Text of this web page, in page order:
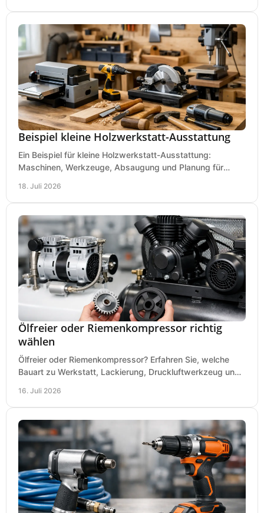
Beispiel kleine Holzwerkstatt-Ausstattung
Ein Beispiel für kleine Holzwerkstatt-Ausstattung:
Maschinen, Werkzeuge, Absaugung und Planung für
18. Juli 2026
Ölfreier oder Riemenkompressor richtig
wählen
Ölfreier oder Riemenkompressor? Erfahren Sie, welche
Bauart zu Werkstatt, Lackierung, Druckluftwerkzeug und
16. Juli 2026